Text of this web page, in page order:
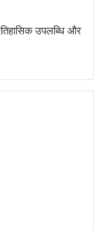
उपलब्धि और